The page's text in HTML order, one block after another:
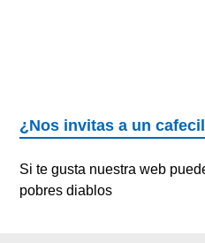
¿Nos invitas a un
Si te gusta nuestra web
pobres diablos